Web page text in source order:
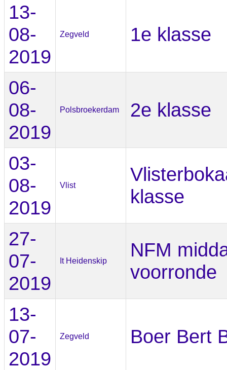
13-
08-
2019
Zegveld 1e klasse
06-
08-
2019
Polsbroekerdam 2e klasse
03-
08-
2019
Vlist
klasse
27-
07-
2019
It Heidenskip
NFM
voorronde
13-
07-
2019
Zegveld Boer Bert